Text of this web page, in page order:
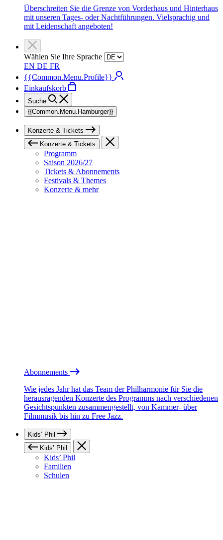
Überschreiten Sie die Grenze von Vorderhaus und Hinterhaus
mit unseren Tages- oder Nachtführungen. Vielsprachig und
mit Leidenschaft angeboten!
Wählen Sie Ihre Sprache
EN DE FR
{{Common.Menu.Profile}}
Einkaufskorb
Suche
{{Common.Menu.Hamburger}}
Konzerte & Tickets
Konzerte & Tickets
Programm
Saison 2026/27
Tickets & Abonnements
Festivals & Themes
Konzerte & mehr
Abonnements
Wie jedes Jahr hat das Team der Philharmonie für Sie die
herausragenden Konzerte des Programms nach verschiedenen
Gesichtspunkten zusammengestellt, von Kammer- über
Filmmusik bis hin zu Free Jazz.
Kids’ Phil
Kids’ Phil
Kids’ Phil
Familien
Schulen